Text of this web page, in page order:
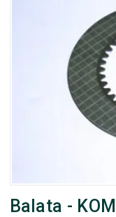
Balata -